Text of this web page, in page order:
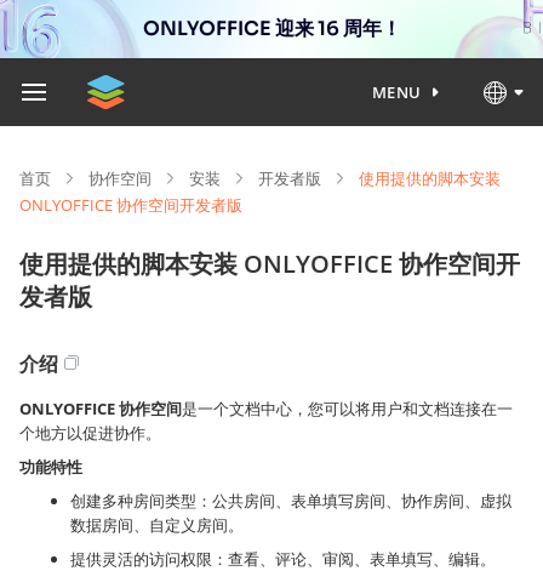
ONLYOFFICE 迎来 16 周年！
MENU
首页 协作空间 安装 开发者版
使用提供的脚本安装
ONLYOFFICE 协作空间开发者版
使用提供的脚本安装 ONLYOFFICE 协作空间开
发者版
介绍
ONLYOFFICE 协作空间是一个文档中心，您可以将用户和文档连接在一
个地方以促进协作。
功能特性
创建多种房间类型：公共房间、表单填写房间、协作房间、虚拟
数据房间、自定义房间。
提供灵活的访问权限：查看、评论、审阅、表单填写、编辑。